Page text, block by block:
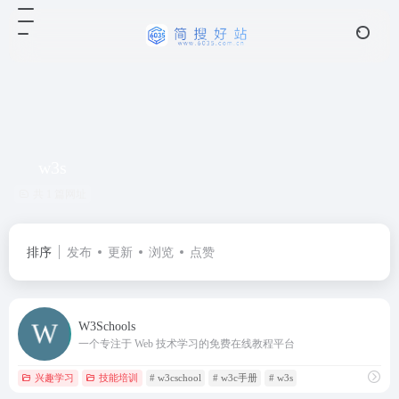
排序 发布 更新 浏览 点赞
W3Schools
一个专注于 Web 技术学习的免费在线教程平台
兴趣学习 技能培训 # w3cschool # w3c手册 # w3s